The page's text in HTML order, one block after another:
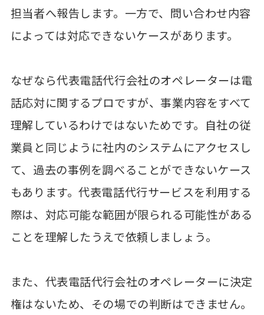
担当者へ報告します。一方で、問い合わせ内容
によっては対応できないケースがあります。
なぜなら代表電話代行会社のオペレーターは電
話応対に関するプロですが、事業内容をすべて
理解しているわけではないためです。自社の従
業員と同じように社内のシステムにアクセスし
て、過去の事例を調べることができないケース
もあります。代表電話代行サービスを利用する
際は、対応可能な範囲が限られる可能性がある
ことを理解したうえで依頼しましょう。
また、代表電話代行会社のオペレーターに決定
権はないため、その場での判断はできません。